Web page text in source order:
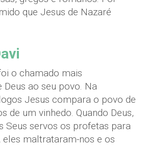
que Jesus de Nazaré
o chamado mais
Deus ao seu povo. Na
Jesus compara o povo de
de um vinhedo. Quando Deus,
Seus servos os profetas para
maltrataram-nos e os